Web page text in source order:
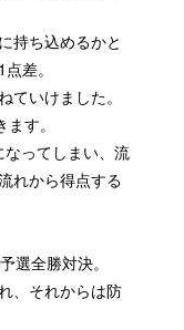
持ち込めるかと
差。
いけました。
す。
ってしまい、流
れから得点する
選全勝対決。
、それからは防